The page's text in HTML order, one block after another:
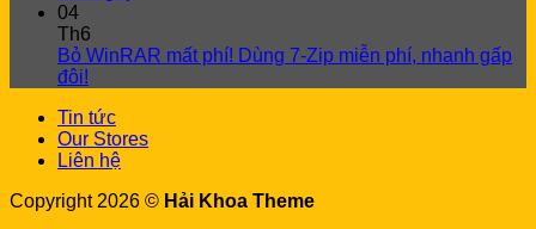
04
Th6
Bỏ WinRAR mất phí! Dùng 7-Zip miễn phí, nhanh gấp
đôi!
Tin tức
Our Stores
Liên hệ
Copyright 2026 © Hải Khoa Theme